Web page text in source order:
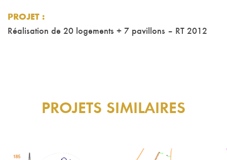
PROJET :
Réalisation de 20 logements + 7 pavillons – RT 2012
PROJETS SIMILAIRES